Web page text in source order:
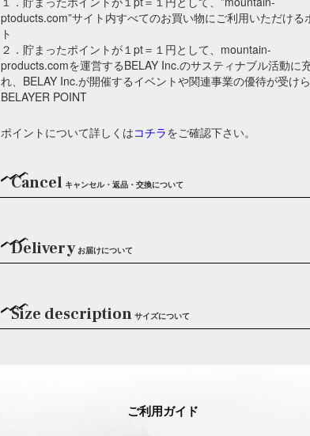
ptoducts.com”サイト内すべてのお買い物にご利用いただける
ト
２．貯まったポイントが１pt＝１円として、mountain-
products.comを運営するBELAY Inc.のサスティナブル活動に
れ、BELAY Inc.が開催するイベントや関連事業の優待が受け
BELAYER POINT
ポイントについて詳しくはコチラをご確認下さい。
Cancel キャンセル・返品・交換について
Deliveryお届けについて
Size descriptionサイズについて
ご利用ガイド